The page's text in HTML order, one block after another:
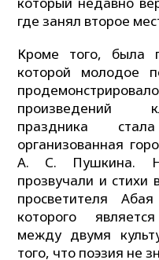
где занял второе
Кроме того, была
которой молодое
произведений
праздника
организованная
А. С. Пушкина.
прозвучали и стихи
просветителя
которого
между двумя
того, что поэзия не